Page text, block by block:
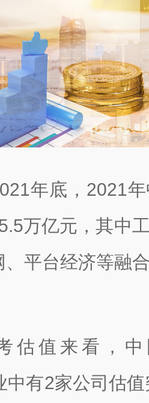
年底，2021
万亿元，其中
、平台经济等融
估值来看，
中有2家公司估